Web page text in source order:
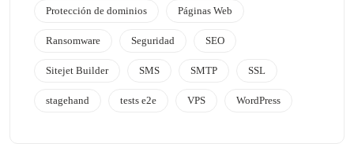
Protección de dominios Páginas Web
Ransomware Seguridad SEO
Sitejet Builder SMS SMTP SSL
stagehand tests e2e VPS WordPress